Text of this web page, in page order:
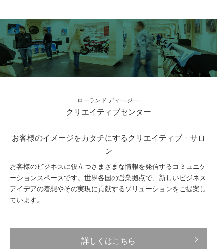
ローランド ディー.ジー.
クリエイティブセンター
お客様のイメージをカタチにするクリエイティブ・サロ
ン
お客様のビジネスに役立つさまざまな情報を発信するコミュニケ
ーションスペースです。世界各国の営業拠点で、新しいビジネス
アイデアの着想やその実現に貢献するソリューションをご提案し
ています。
詳しくはこちら